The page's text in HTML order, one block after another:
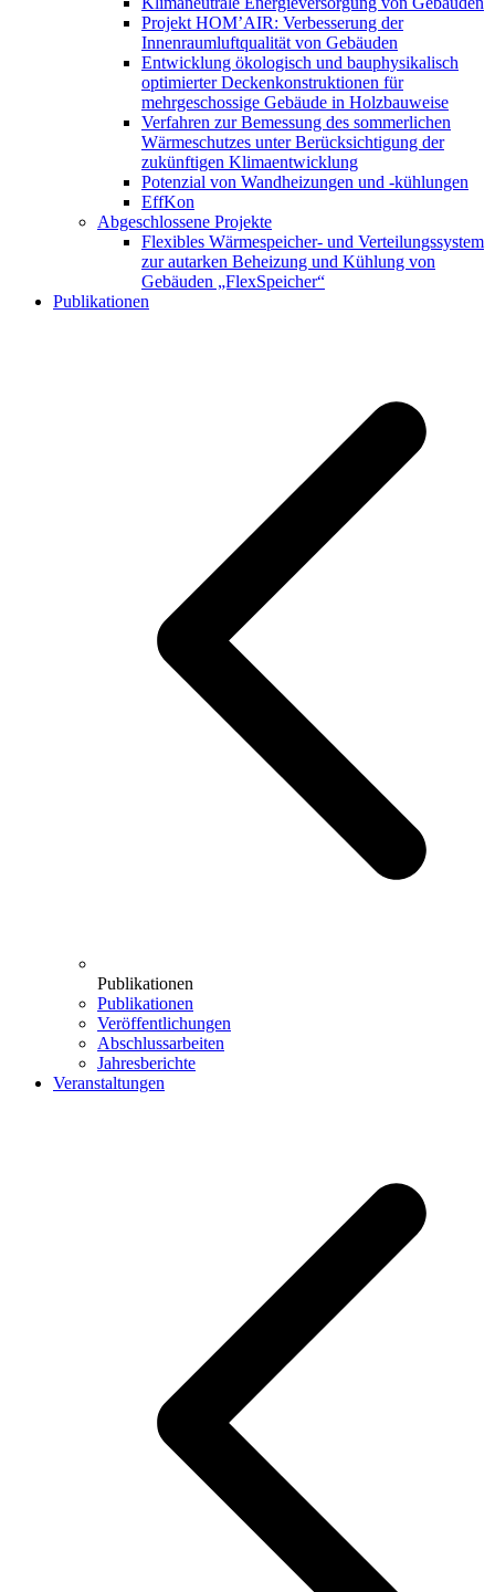
Projekt HOM’AIR: Verbesserung der
Innenraumluftqualität von Gebäuden
Entwicklung ökologisch und bauphysikalisch
optimierter Deckenkonstruktionen für
mehrgeschossige Gebäude in Holzbauweise
Verfahren zur Bemessung des sommerlichen
Wärmeschutzes unter Berücksichtigung der
zukünftigen Klimaentwicklung
Potenzial von Wandheizungen und -kühlungen
EffKon
Abgeschlossene Projekte
Flexibles Wärmespeicher- und Verteilungssystem
zur autarken Beheizung und Kühlung von
Gebäuden „FlexSpeicher“
Publikationen
Publikationen
Publikationen
Veröffentlichungen
Abschlussarbeiten
Jahresberichte
Veranstaltungen